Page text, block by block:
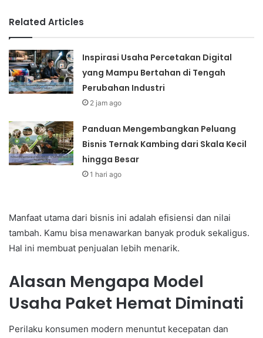
Related Articles
Inspirasi Usaha Percetakan Digital
yang Mampu Bertahan di Tengah
Perubahan Industri
2 jam ago
Panduan Mengembangkan Peluang
Bisnis Ternak Kambing dari Skala Kecil
hingga Besar
1 hari ago
Manfaat utama dari bisnis ini adalah efisiensi dan nilai
tambah. Kamu bisa menawarkan banyak produk sekaligus.
Hal ini membuat penjualan lebih menarik.
Alasan Mengapa Model
Usaha Paket Hemat Diminati
Perilaku konsumen modern menuntut kecepatan dan